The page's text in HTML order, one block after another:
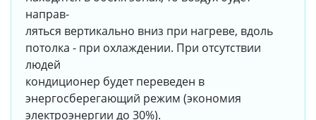
направ-
ляться вертикально вниз при нагреве, вдоль
потолка - при охлаждении. При отсутствии
людей
кондиционер будет переведен в
энергосберегающий режим (экономия
электроэнергии до 30%).